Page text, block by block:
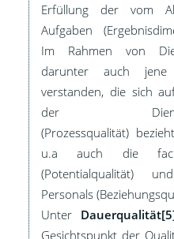
Erfüllung der vom
Aufgaben
Im Rahmen von
darunter auch jene
verstanden, die sich
der
(Prozessqualität)
u.a auch die
(Potentialqualität)
Personals
Unter
Gesichtspunkt der